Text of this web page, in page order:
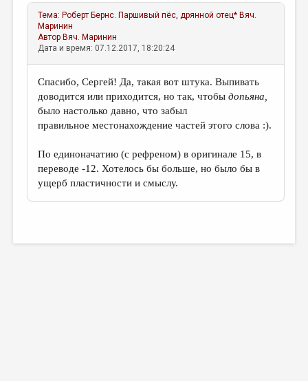
Тема: Роберт Бернс. Паршивый пёс, дрянной отец* Вяч.
Маринин
Автор Вяч. Маринин
Дата и время: 07.12.2017, 18:20:24
Спасибо, Сергей! Да, такая вот штука. Выпивать
доводится или приходится, но так, чтобыдопьяна,
было настолько давно, что забыл
правильное местонахождение частей этого слова :).
По единоначатию (с рефреном) в оригинале 15, в
переводе -12. Хотелось бы больше, но было бы в
ущерб пластичности и смыслу.